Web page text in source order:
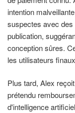
intention
suspectes avec
publication,
conception sûres.
les utilisateurs
Plus tard, Alex
prétendu
d'intelligence